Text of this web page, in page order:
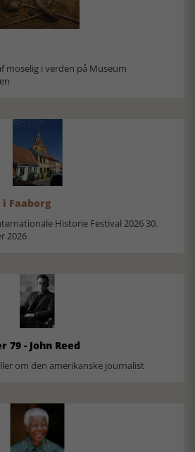
moselig i verden på Museum
Faaborg
Historie Festival 2026 30.
2026
- John Reed
om den amerikanske journalist